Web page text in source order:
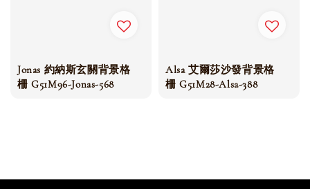
Jonas 約納斯玄關背景格
柵 G51M96-Jonas-568
Alsa 艾爾莎沙發背景格
柵 G51M28-Alsa-388